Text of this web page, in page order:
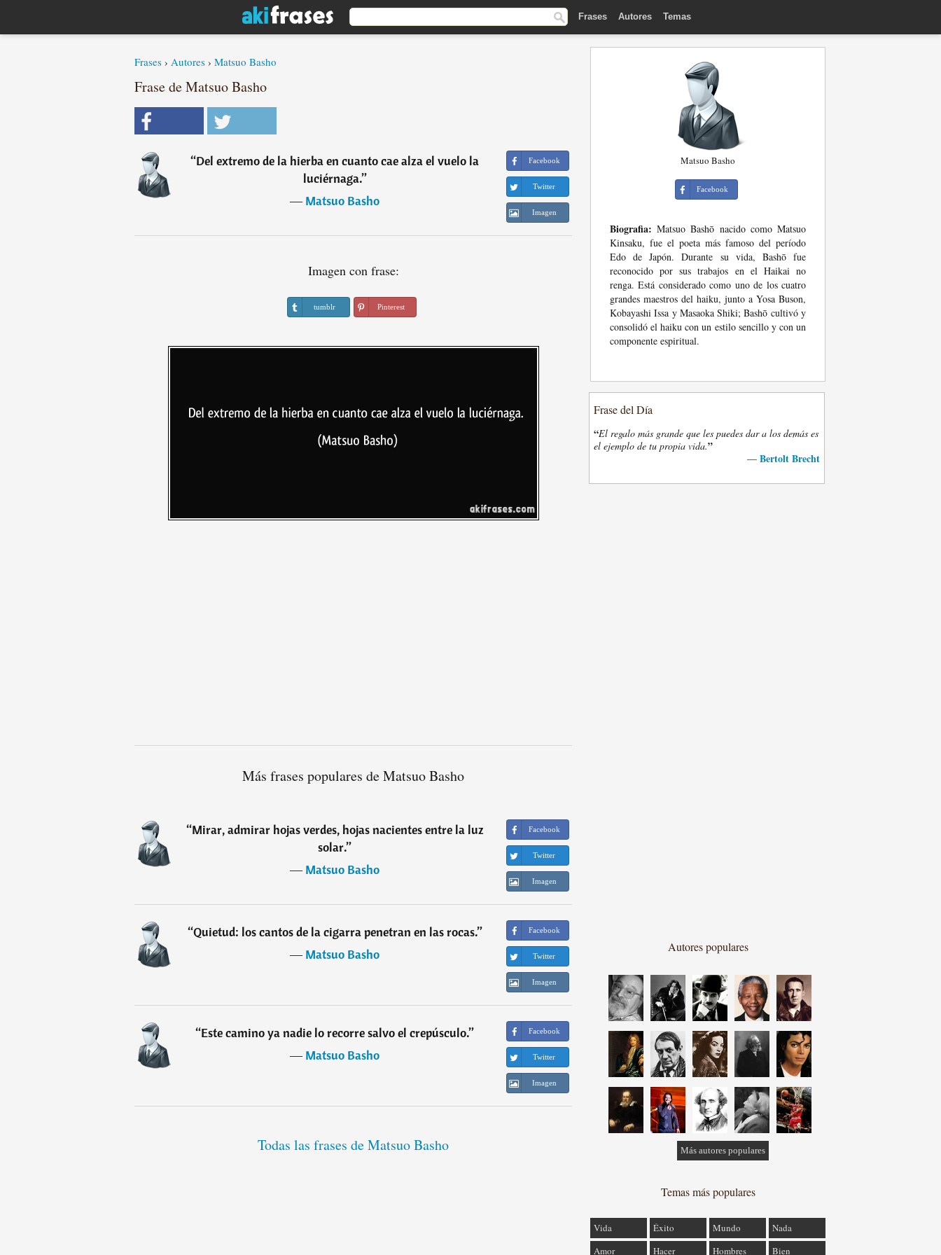
Frases Autores Temas
Frases › Autores › Matsuo Basho
Frase de Matsuo Basho
“Del extremo de la hierba en cuanto cae alza el vuelo la
luciérnaga.”
―Matsuo Basho
Facebook
Twitter
Imagen
Imagen con frase:
tumblr Pinterest
Más frases populares de Matsuo Basho
“Mirar, admirar hojas verdes, hojas nacientes entre la luz
solar.”
―Matsuo Basho
Facebook
Twitter
Imagen
“Quietud: los cantos de la cigarra penetran en las rocas.”
―Matsuo Basho
Facebook
Twitter
Imagen
“Este camino ya nadie lo recorre salvo el crepúsculo.”
―Matsuo Basho
Facebook
Twitter
Imagen
Todas las frases de Matsuo Basho
Matsuo Basho
Facebook
Biografia: Matsuo Bashō nacido como Matsuo
Kinsaku, fue el poeta más famoso del período
Edo de Japón. Durante su vida, Bashō fue
reconocido por sus trabajos en el Haikai no
renga. Está considerado como uno de los cuatro
grandes maestros del haiku, junto a Yosa Buson,
Kobayashi Issa y Masaoka Shiki; Bashō cultivó y
consolidó el haiku con un estilo sencillo y con un
componente espiritual.
Frase del Día
“El regalo más grande que les puedes dar a los demás es
el ejemplo de tu propia vida.”
— Bertolt Brecht
Autores populares
Más autores populares
Temas más populares
Vida Éxito Mundo
Nada
Amor
Hacer Hombres Bien